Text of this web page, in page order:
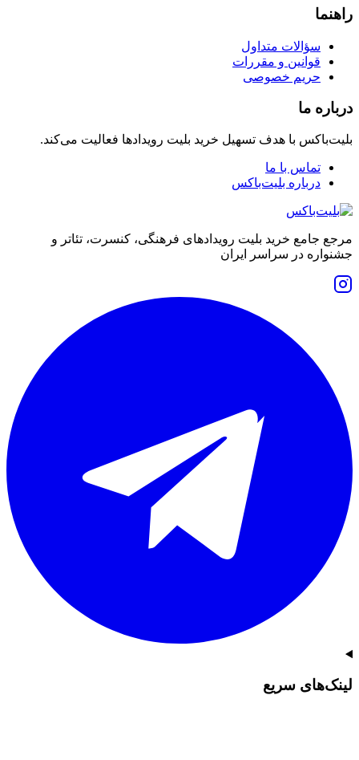
راهنما
سؤالات متداول
قوانین و مقررات
حریم خصوصی
درباره ما
بلیت‌باکس با هدف تسهیل خرید بلیت رویدادها فعالیت می‌کند.
تماس با ما
درباره بلیت‌باکس
مرجع جامع خرید بلیت رویدادهای فرهنگی، کنسرت، تئاتر و
جشنواره در سراسر ایران
لینک‌های سریع